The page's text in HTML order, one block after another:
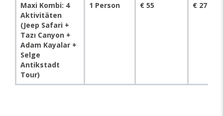
Maxi Kombi: 4
Aktivitäten
(Jeep Safari +
Tazı Canyon +
Adam Kayalar +
Selge
Antikstadt
Tour)
1 Person € 55 € 27